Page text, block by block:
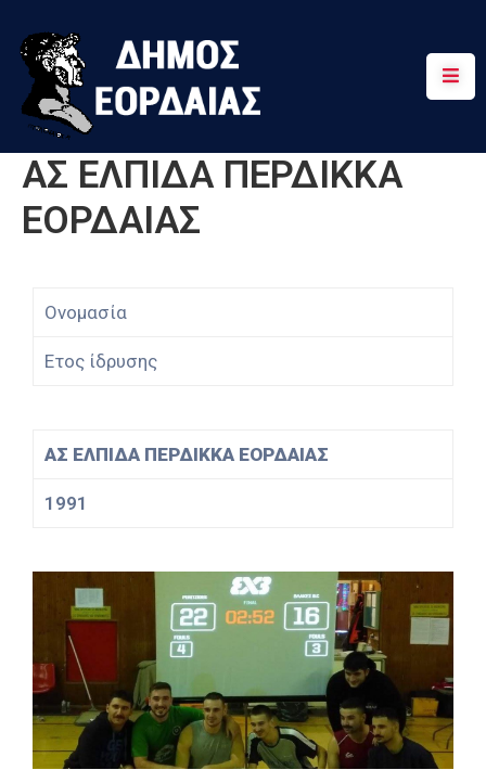
Αρχική
Πτολεμαΐδα
Κοινότητες
ΑΣ ΕΛΠΙΔΑ ΠΕΡΔΙΚΚΑ
ΕΟΡΔΑΙΑΣ
Ονομασία
Ετος ίδρυσης
ΑΣ ΕΛΠΙΔΑ ΠΕΡΔΙΚΚΑ ΕΟΡΔΑΙΑΣ
1991